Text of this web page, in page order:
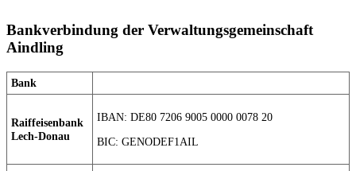
Bankverbindung der Verwaltungsgemeinschaft
Aindling
Bank
Raiffeisenbank
Lech-Donau
IBAN: DE80 7206 9005 0000 0078 20
BIC: GENODEF1AIL